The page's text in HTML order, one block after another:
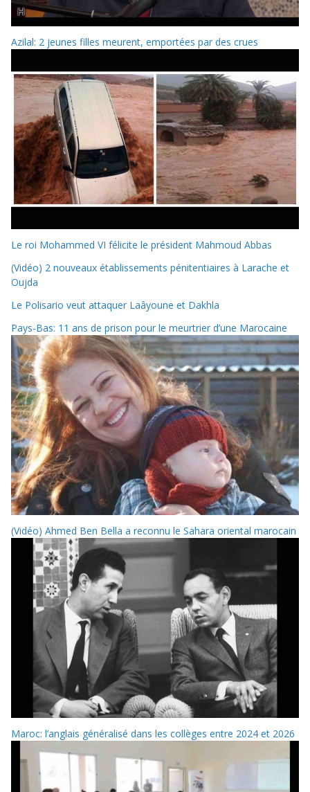
Azilal: 2 jeunes filles meurent, emportées par des crues
Le roi Mohammed VI félicite le président Mahmoud Abbas
(Vidéo) 2 nouveaux établissements pénitentiaires à Larache et
Oujda
Le Polisario veut attaquer Laâyoune et Dakhla
Pays-Bas: 11 ans de prison pour le meurtrier d’une Marocaine
(Vidéo) Ahmed Ben Bella a reconnu le Sahara oriental marocain
Maroc: l’anglais généralisé dans les collèges entre 2024 et 2026